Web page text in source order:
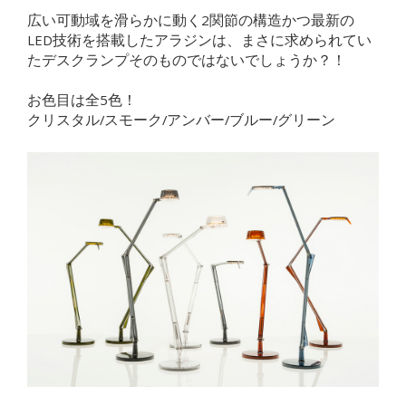
広い可動域を滑らかに動く2関節の構造かつ最新の
LED技術を搭載したアラジンは、まさに求められてい
たデスクランプそのものではないでしょうか？！
お色目は全5色！
クリスタル/スモーク/アンバー/ブルー/グリーン